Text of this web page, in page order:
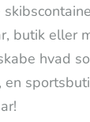
butik eller
hvad
en